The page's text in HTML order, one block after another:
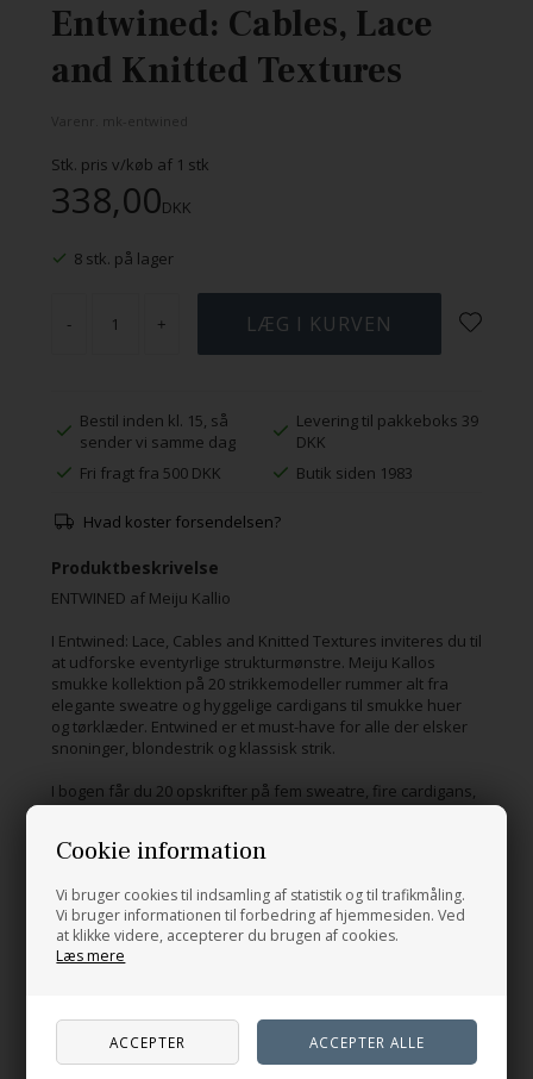
Cookie information
Vi bruger cookies til indsamling af statistik og til trafikmåling.
Vi bruger informationen til forbedring af hjemmesiden. Ved
at klikke videre, accepterer du brugen af cookies.
Læs mere
Entwined: Cables, Lace
and Knitted Textures
mk-entwined
Stk. pris v/køb af 1 stk
338,00DKK
8 stk. på lager
- +
Bestil inden kl. 15, så
sender vi samme dag
Levering til pakkeboks 39
DKK
Fri fragt fra 500 DKK
Butik siden 1983
Hvad koster forsendelsen?
Produktbeskrivelse
ENTWINED af Meiju Kallio
I Entwined: Lace, Cables and Knitted Textures inviteres du til
at udforske eventyrlige strukturmønstre. Meiju Kallos
smukke kollektion på 20 strikkemodeller rummer alt fra
elegante sweatre og hyggelige cardigans til smukke huer
og tørklæder. Entwined er et must-have for alle der elsker
snoninger, blondestrik og klassisk strik.
I bogen får du 20 opskrifter på fem sweatre, fire cardigans,
to veste, fem tørklæder og fire huer.
Sprog: engelsk
Antal sider: 192